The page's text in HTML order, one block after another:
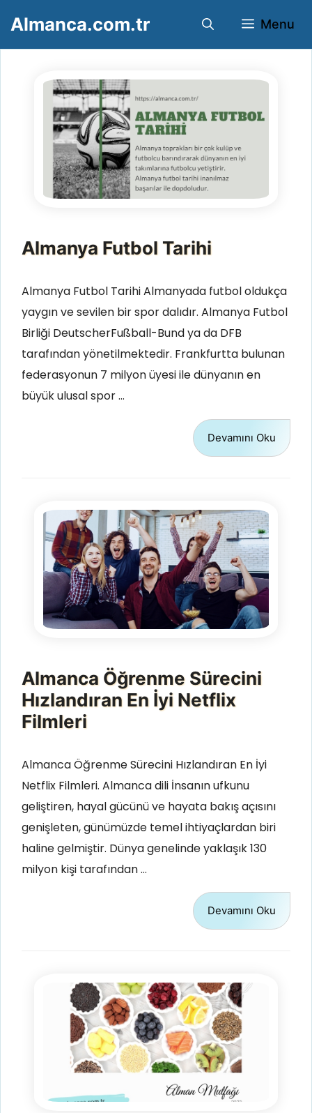
atlaAlmanca.com.tr Menu
Almanya Futbol Tarihi
Almanya Futbol Tarihi Almanyada futbol oldukça
yaygın ve sevilen bir spor dalıdır. Almanya Futbol
Birliği DeutscherFußball-Bund ya da DFB
tarafından yönetilmektedir. Frankfurtta bulunan
federasyonun 7 milyon üyesi ile dünyanın en
büyük ulusal spor …
Devamını Oku
Almanca Öğrenme Sürecini
Hızlandıran En İyi Netflix
Filmleri
Almanca Öğrenme Sürecini Hızlandıran En İyi
Netflix Filmleri. Almanca dili İnsanın ufkunu
geliştiren, hayal gücünü ve hayata bakış açısını
genişleten, günümüzde temel ihtiyaçlardan biri
haline gelmiştir. Dünya genelinde yaklaşık 130
milyon kişi tarafından …
Devamını Oku